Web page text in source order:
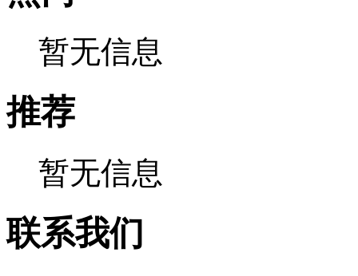
暂无信息
推荐
暂无信息
联系我们